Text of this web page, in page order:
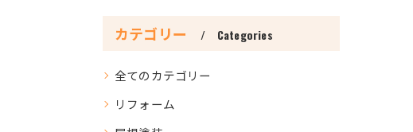
カテゴリー Categories
全てのカテゴリー
リフォーム